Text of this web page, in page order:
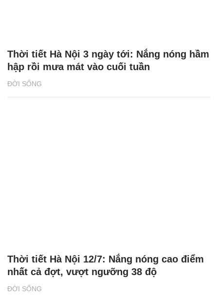
ĐỜI SỐNG
Thời tiết Hà Nội 3 ngày tới: Nắng nóng hầm
hập rồi mưa mát vào cuối tuần
ĐỜI SỐNG
Thời tiết Hà Nội 12/7: Nắng nóng cao điểm
nhất cả đợt, vượt ngưỡng 38 độ